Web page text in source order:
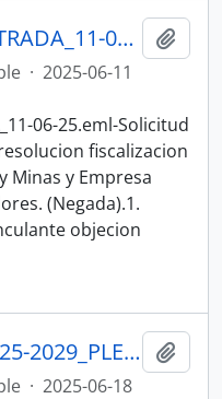
007_MOCION JAIME ESTRADA_11-06-25SESION DEL PLENO N 010 ASAMBLEA NACIONAL 2025-2027
· 2025-06-11
06-25.eml-Solicitud
fiscalizacion
Minas y Empresa
(Negada).1.
objecion
007_ACTA_010-A-AN-2025-2029_PLENO_18-06-25SESION DEL PLENO N 010 A ASAMBLEA NACIONAL 2025-2027
· 2025-06-18